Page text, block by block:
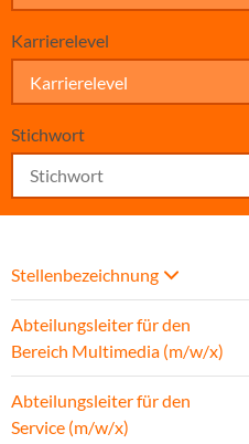
Karrierelevel
Karrierelevel
Stichwort
Stellenbezeichnung
Abteilungsleiter für den
Bereich Multimedia (m/w/x)
Abteilungsleiter für den
Service (m/w/x)